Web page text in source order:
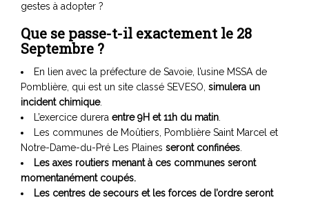
gestes à adopter ?
Que se passe-t-il exactement le 28
Septembre ?
En lien avec la préfecture de Savoie, l’usine MSSA de
Pomblière, qui est un site classé SEVESO, simulera un
incident chimique.
L’exercice durera entre 9H et 11h du matin
Les communes de Moûtiers, Pomblière Saint Marcel et
Notre-Dame-du-Pré Les Plaines seront confinées
Les axes routiers menant à ces communes seront
momentanément coupés.
Les centres de secours et les forces de l’ordre seront